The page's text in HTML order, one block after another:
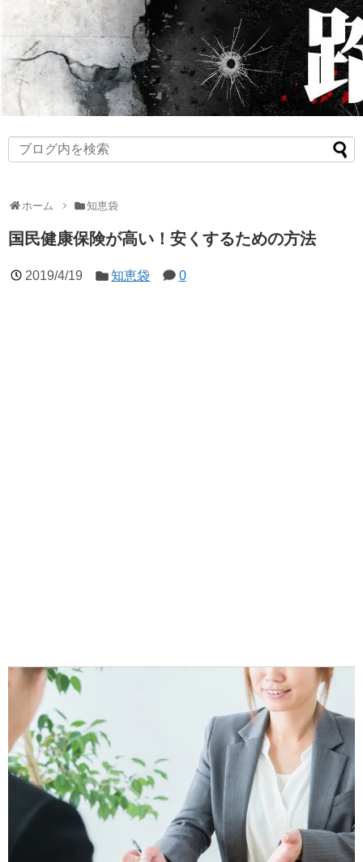
ホーム 知恵袋
国民健康保険が高い！安くするための方法
2019/4/19 知恵袋 0